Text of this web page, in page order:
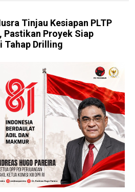
Tinjau Kesiapan PLTP
Pastikan Proyek Siap
Tahap Drilling